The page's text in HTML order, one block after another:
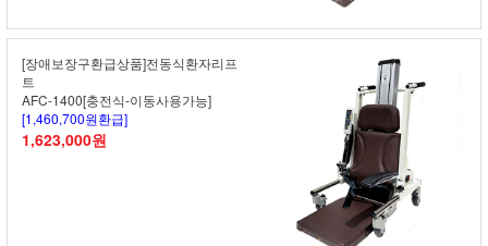
[장애보장구환급상품]전동식환자리프
트
AFC-1400[충전식-이동사용가능]
[1,460,700원환급]
1,623,000원